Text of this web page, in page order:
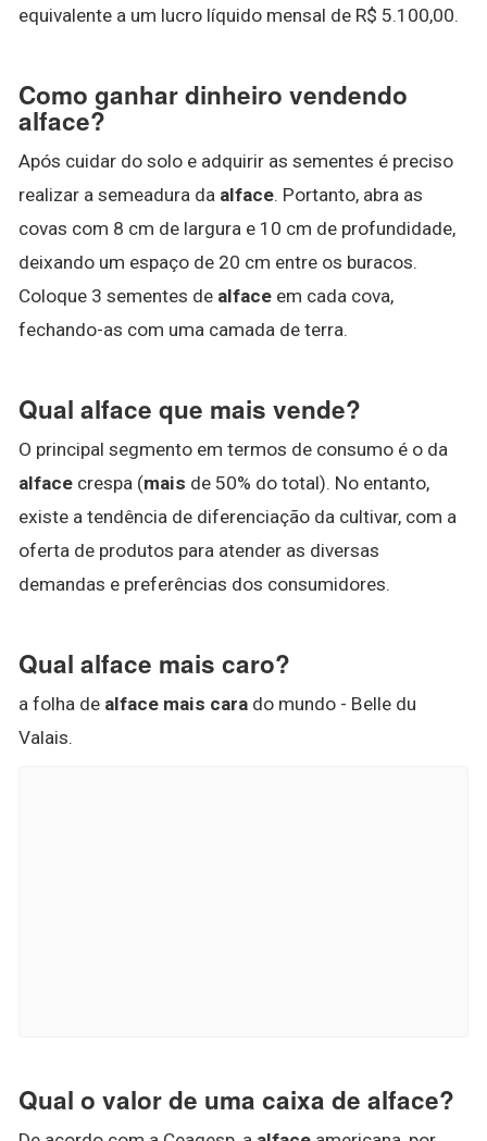
equivalente a um lucro líquido mensal de R$ 5.100,00.
Como ganhar dinheiro vendendo
alface?
Após cuidar do solo e adquirir as sementes é preciso
realizar a semeadura da alface. Portanto, abra as
covas com 8 cm de largura e 10 cm de profundidade,
deixando um espaço de 20 cm entre os buracos.
Coloque 3 sementes de alface em cada cova,
fechando-as com uma camada de terra.
Qual alface que mais vende?
O principal segmento em termos de consumo é o da
alface crespa (mais de 50% do total). No entanto,
existe a tendência de diferenciação da cultivar, com a
oferta de produtos para atender as diversas
demandas e preferências dos consumidores.
Qual alface mais caro?
a folha de alface mais cara do mundo - Belle du
Valais.
Qual o valor de uma caixa de alface?